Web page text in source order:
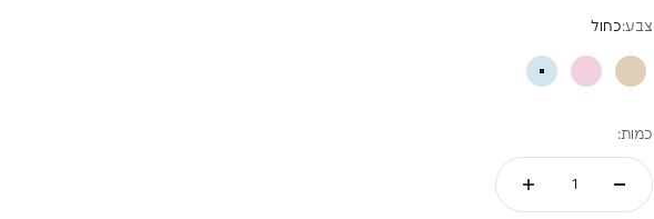
צבע:כחול
בז' ורוד כחול
כמות: